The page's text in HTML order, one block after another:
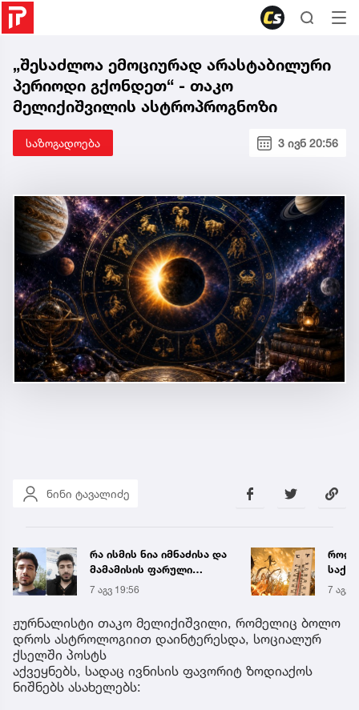
„შესაძლოა ემოციურად არასტაბილური
პერიოდი გქონდეთ“ - თაკო
მელიქიშვილის ასტროპროგნოზი
საზოგადოება 3 ივნ 20:56
ნინი ტავალიძე
როდის ელოდებიან
საქართველოში +40-
გრადუსიან სიცხეს
7 აგვ 20:41 25
ჟურნალისტი თაკო მელიქიშვილი, რომელიც ბოლო
დროს ასტროლოგიით დაინტერესდა, სოციალურ
ქსელში პოსტს
აქვეყნებს, სადაც ივნისის ფავორიტ ზოდიაქოს
ნიშნებს ასახელებს: